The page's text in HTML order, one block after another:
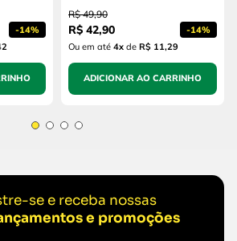
-14%
R$ 49,90
R$ 42,90 -14%
Ou em até 4x de R$ 11,29
ADICIONAR AO CARRINHO
se e receba nossas
e promoções